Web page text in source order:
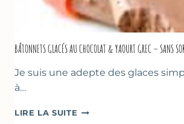
BÂTONNETS GLACÉS AU CHOCOLAT & YAOURT GREC – SANS
Je suis une adepte des glaces
à…
LIRE LA SUITE BÂTONNETS